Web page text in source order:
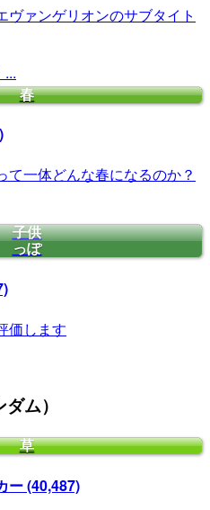
ヴァンゲリオンのサブタイト
...
春
て一体どんな春になるのか？
子供
っぽ
価します
ム）
草
ー(40,487)